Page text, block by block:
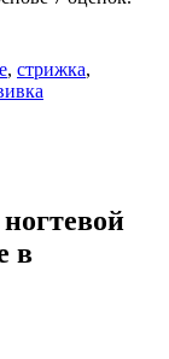
, стрижка,
в